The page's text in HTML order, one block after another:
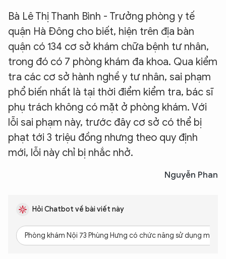
Bà Lê Thị Thanh Bình - Trưởng phòng y tế
quận Hà Đông cho biết, hiện trên địa bàn
quận có 134 cơ sở khám chữa bệnh tư nhân,
trong đó có 7 phòng khám đa khoa. Qua kiểm
tra các cơ sở hành nghề y tư nhân, sai phạm
phổ biến nhất là tại thời điểm kiểm tra, bác sĩ
phụ trách không có mặt ở phòng khám. Với
lỗi sai phạm này, trước đây cơ sở có thể bị
phạt tới 3 triệu đồng nhưng theo quy định
mới, lỗi này chỉ bị nhắc nhở.
Nguyễn Phan
Hỏi Chatbot về bài viết này
Phòng khám Nội 73 Phùng Hưng có chức năng sử dụng máy